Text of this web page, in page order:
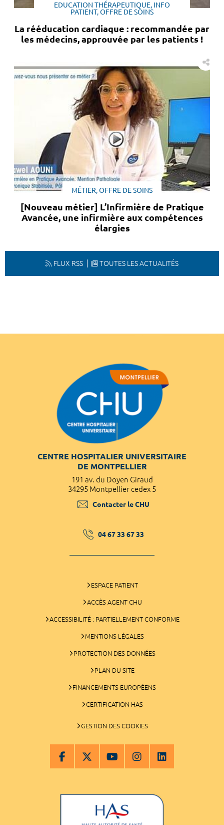
EDUCATION THÉRAPEUTIQUE, INFO
PATIENT, OFFRE DE SOINS
La rééducation cardiaque : recommandée par
les médecins, approuvée par les patients !
MÉTIER, OFFRE DE SOINS
[Nouveau métier] L’Infirmière de Pratique
Avancée, une infirmière aux compétences
élargies
FLUX RSS TOUTES LES ACTUALITÉS
CENTRE HOSPITALIER UNIVERSITAIRE
DE MONTPELLIER
191 av. du Doyen Giraud
34295 Montpellier cedex 5
Contacter le CHU
04 67 33 67 33
ESPACE PATIENT
ACCÈS AGENT CHU
ACCESSIBILITÉ : PARTIELLEMENT CONFORME
MENTIONS LÉGALES
PROTECTION DES DONNÉES
PLAN DU SITE
FINANCEMENTS EUROPÉENS
CERTIFICATION HAS
GESTION DES COOKIES